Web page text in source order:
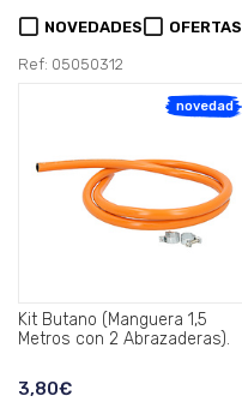
NOVEDADES OFERTAS
Ref: 05050312
novedad
Kit Butano (Manguera 1,5
Metros con 2 Abrazaderas).
3,80€